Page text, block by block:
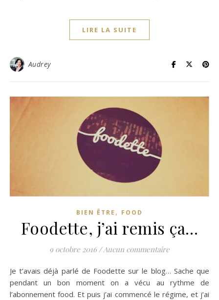
LIRE LA SUITE
Audrey
BIEN ÊTRE , FOOD
Foodette, j’ai remis ça…
9 octobre 2016 / Aucun commentaire
Je t’avais déjà parlé de Foodette sur le blog… Sache que
pendant un bon moment on a vécu au rythme de
l’abonnement food. Et puis j’ai commencé le régime, et j’ai